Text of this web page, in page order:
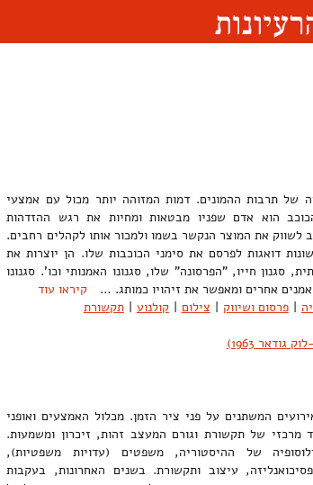
של תרבות ההמונים. דמות המזוהה יותר מכול עם אמצעי
הוא אדם שפניו מבטאות ומחיות את רגש ההזדהות
את המוצר הנקשר בשמו ולמכור אותו לקהלים רחבים.
דואגות לפרסם את סימני הכוכבות שלו. הן יוצרות את
סגנון חייו, "הפרסונה" שלו, סגנונו האמנותי וכו'. סגנונו
אמנים אחרים ומאפשר את זיהויו כמותג. …קיראו עוד
| פרסום ושיווק | צילום | קולנוע | תקשורת
גודאר 1963)
המשתנים על פני ציר הזמן. מכלול האמצעים ואופני
מרכזי של תקשורת וגורם המעצב זהות, זיכרון ומשמעות.
של ההיסטוריה, משפטים (עדויות משפטיות),
עיצוב ותקשורת. בשנים האחרונות, בעקבות